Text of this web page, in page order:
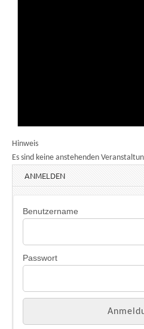
Hinweis
Es sind keine anstehenden
ANMELDEN
Benutzername
Passwort